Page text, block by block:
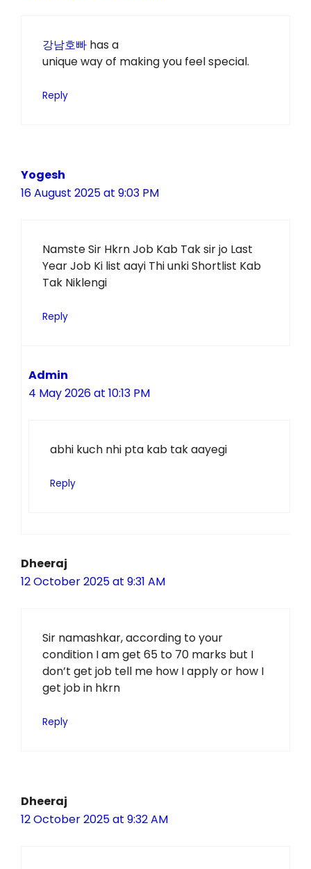
강남호빠 has a
unique way of making you feel special.
Reply
Yogesh
16 August 2025 at 9:03 PM
Namste Sir Hkrn Job Kab Tak sir jo Last
Year Job Ki list aayi Thi unki Shortlist Kab
Tak Niklengi
Reply
Admin
4 May 2026 at 10:13 PM
abhi kuch nhi pta kab tak aayegi
Reply
Dheeraj
12 October 2025 at 9:31 AM
Sir namashkar, according to your
condition I am get 65 to 70 marks but I
don’t get job tell me how I apply or how I
get job in hkrn
Reply
Dheeraj
12 October 2025 at 9:32 AM